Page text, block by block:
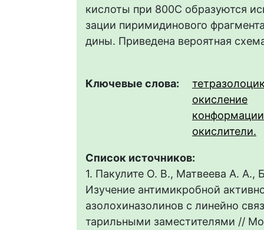
кислоты при 800С образуются
зации пиримидинового
дины. Приведена вероятная
Ключевые слова:
окисление
конформации
окислители.
Список источников:
1. Пакулите О. В., Матвеева А. А.,
Изучение антимикробной
азолохиназолинов с линейно
тарильными заместителями //